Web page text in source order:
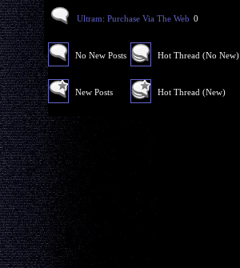
Ultram: Purchase Via The Web 0
No New Posts
New Posts
Hot Thread (No New)
Hot Thread (New)